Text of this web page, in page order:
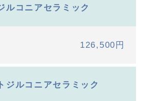
ルコニアセラミック
126,500円
ジルコニアセラミック